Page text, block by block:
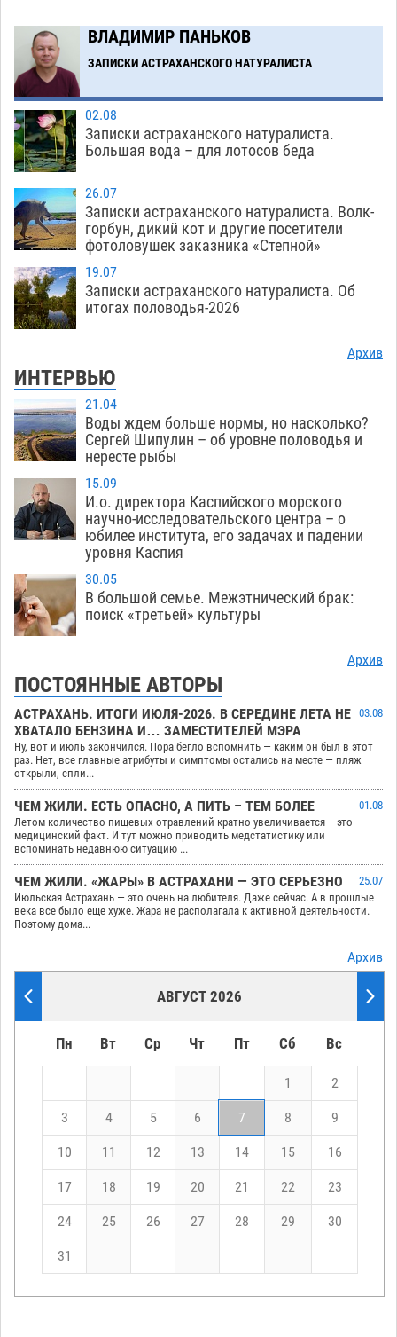
ВЛАДИМИР ПАНЬКОВ
ЗАПИСКИ АСТРАХАНСКОГО НАТУРАЛИСТА
02.08
Записки астраханского натуралиста.
Большая вода – для лотосов беда
26.07
Записки астраханского натуралиста. Волк-
горбун, дикий кот и другие посетители
фотоловушек заказника «Степной»
19.07
Записки астраханского натуралиста. Об
итогах половодья-2026
Архив
ИНТЕРВЬЮ
21.04
Воды ждем больше нормы, но насколько?
Сергей Шипулин – об уровне половодья и
нересте рыбы
15.09
И.о. директора Каспийского морского
научно-исследовательского центра – о
юбилее института, его задачах и падении
уровня Каспия
30.05
В большой семье. Межэтнический брак:
поиск «третьей» культуры
Архив
ПОСТОЯННЫЕ АВТОРЫ
АСТРАХАНЬ. ИТОГИ ИЮЛЯ-2026. В СЕРЕДИНЕ ЛЕТА НЕ
ХВАТАЛО БЕНЗИНА И… ЗАМЕСТИТЕЛЕЙ МЭРА
03.08
Ну, вот и июль закончился. Пора бегло вспомнить — каким он был в этот
раз. Нет, все главные атрибуты и симптомы остались на месте — пляж
открыли, спли...
ЧЕМ ЖИЛИ. ЕСТЬ ОПАСНО, А ПИТЬ – ТЕМ БОЛЕЕ
01.08
Летом количество пищевых отравлений кратно увеличивается – это
медицинский факт. И тут можно приводить медстатистику или
вспоминать недавнюю ситуацию ...
ЧЕМ ЖИЛИ. «ЖАРЫ» В АСТРАХАНИ — ЭТО СЕРЬЕЗНО
25.07
Июльская Астрахань — это очень на любителя. Даже сейчас. А в прошлые
века все было еще хуже. Жара не располагала к активной деятельности.
Поэтому дома...
Архив
АВГУСТ 2026
Пн Вт Ср Чт Пт Сб Вс
1 2
3 4 5 6 7 8 9
10 11 12 13 14 15 16
17 18 19 20 21 22 23
24 25 26 27 28 29 30
31